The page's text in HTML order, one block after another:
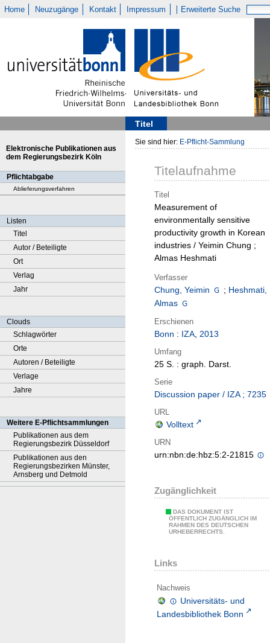
Home Neuzugänge Kontakt Impressum Erweiterte Suche
Titel
Elektronische Publikationen aus
dem Regierungsbezirk Köln
Pflichtabgabe
Ablieferungsverfahren
Listen
Titel
Autor / Beteiligte
Ort
Verlag
Jahr
Clouds
Schlagwörter
Orte
Autoren / Beteiligte
Verlage
Jahre
Weitere E-Pflichtsammlungen
Publikationen aus dem
Regierungsbezirk Düsseldorf
Publikationen aus den
Regierungsbezirken Münster,
Arnsberg und Detmold
Sie sind hier: E-Pflicht-Sammlung
Titelaufnahme
Titel
Measurement of
environmentally sensitive
productivity growth in Korean
industries / Yeimin Chung ;
Almas Heshmati
Verfasser
Chung, Yeimin ; Heshmati,
Almas
Erschienen
Bonn : IZA, 2013
Umfang
25 S. : graph. Darst.
Serie
Discussion paper / IZA ; 7235
URL
Volltext
URN
urn:nbn:de:hbz:5:2-21815
Zugänglichkeit
DAS DOKUMENT IST
ÖFFENTLICH ZUGÄNGLICH IM
RAHMEN DES DEUTSCHEN
URHEBERRECHTS.
Links
Nachweis
Universitäts- und
Landesbibliothek Bonn